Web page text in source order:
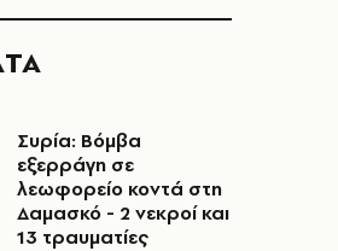
Συρία: Βόμβα
εξερράγη σε
λεωφορείο κοντά στη
Δαμασκό - 2 νεκροί και
13 τραυματίες